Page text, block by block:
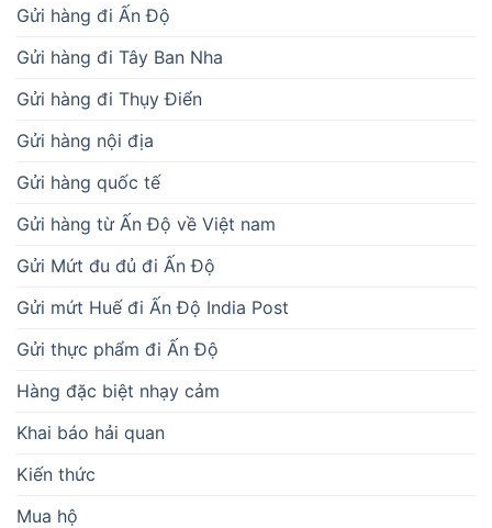
Gửi hàng đi Ấn Độ
Gửi hàng đi Tây Ban Nha
Gửi hàng đi Thụy Điển
Gửi hàng nội địa
Gửi hàng quốc tế
Gửi hàng từ Ấn Độ về Việt nam
Gửi Mứt đu đủ đi Ấn Độ
Gửi mứt Huế đi Ấn Độ India Post
Gửi thực phẩm đi Ấn Độ
Hàng đặc biệt nhạy cảm
Khai báo hải quan
Kiến thức
Mua hộ